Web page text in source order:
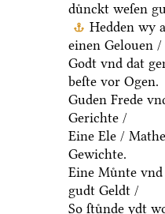
duͤnckt weſen
Hedden wy
einen Gelouen /
Godt vnd dat
beſte vor Ogen.
Guden Frede
Gerichte /
Eine Ele /
Gewichte.
Eine Muͤnte vnd
gudt Geldt /
So ſtuͤnde ydt